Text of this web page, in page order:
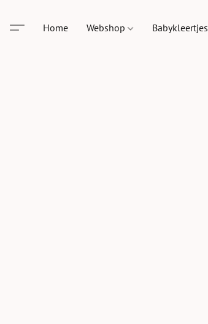
Home Webshop Babykleertjes